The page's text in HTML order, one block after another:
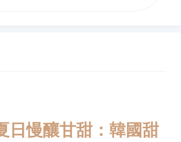
日慢釀甘甜：韓國甜